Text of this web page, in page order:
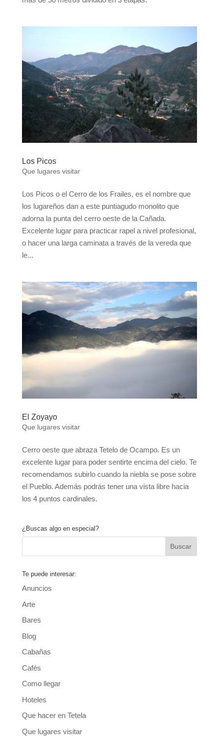
Los Picos
Que lugares visitar
Los Picos o el Cerro de los Frailes, es el nombre que
los lugareños dan a este puntiagudo monolito que
adorna la punta del cerro oeste de la Cañada.
Excelente lugar para practicar rapel a nivel profesional,
o hacer una larga caminata a través de la vereda que
le...
El Zoyayo
Que lugares visitar
Cerro oeste que abraza Tetelo de Ocampo. Es un
excelente lugar para poder sentirte encima del cielo. Te
recomendamos subirlo cuando la niebla se pose sobre
el Pueblo. Además podrás tener una vista libre hacia
los 4 puntos cardinales.
¿Buscas algo en especial?
Te puede interesar:
Anuncios
Arte
Bares
Blog
Cabañas
Cafés
Como llegar
Hoteles
Que hacer en Tetela
Que lugares visitar